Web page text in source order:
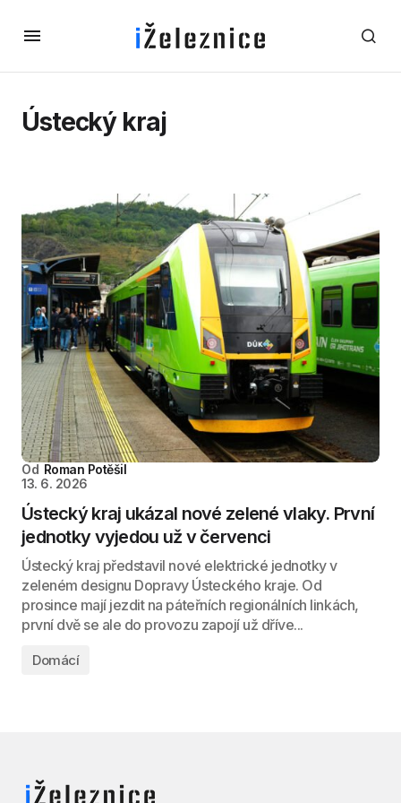
Ústecký kraj
Od Roman Potěšil
13. 6. 2026
Ústecký kraj ukázal nové zelené vlaky. První
jednotky vyjedou už v červenci
Ústecký kraj představil nové elektrické jednotky v
zeleném designu Dopravy Ústeckého kraje. Od
prosince mají jezdit na páteřních regionálních linkách,
první dvě se ale do provozu zapojí už dříve...
Domácí